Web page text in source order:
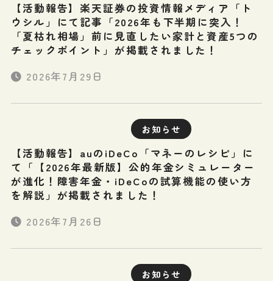
【活動報告】楽天証券の投資情報メディア「ト
ウシル」にて記事「2026年も下半期に突入！
「夏枯れ相場」前に見直したい家計と資産5つの
チェックポイント」が掲載されました！
2026年7月29日
お知らせ
【活動報告】auのiDeCo「マネーのレシピ」に
て「【2026年最新版】公的年金シミュレーター
が進化！障害年金・iDeCoの試算機能の使い方
を解説」が掲載されました！
2026年7月26日
お知らせ